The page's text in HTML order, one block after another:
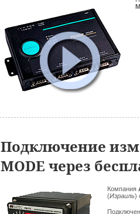
Подключение
MODE через
Компания
(Израиль)